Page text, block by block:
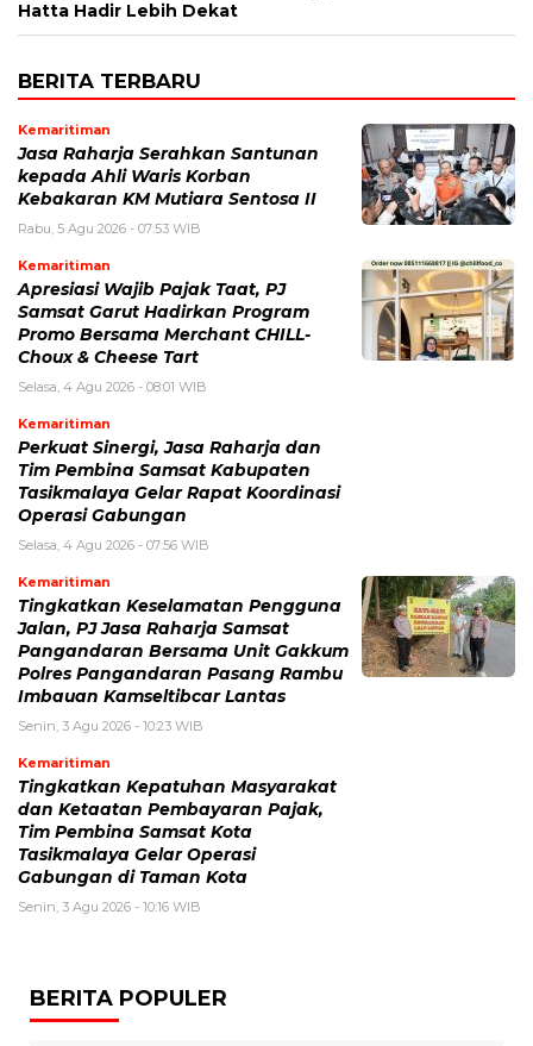
Hatta Hadir Lebih Dekat
BERITA TERBARU
Kemaritiman
Jasa Raharja Serahkan Santunan
kepada Ahli Waris Korban
Kebakaran KM Mutiara Sentosa II
Rabu, 5 Agu 2026 - 07:53 WIB
Kemaritiman
Apresiasi Wajib Pajak Taat, PJ
Samsat Garut Hadirkan Program
Promo Bersama Merchant CHILL-
Choux & Cheese Tart
Selasa, 4 Agu 2026 - 08:01 WIB
Kemaritiman
Perkuat Sinergi, Jasa Raharja dan
Tim Pembina Samsat Kabupaten
Tasikmalaya Gelar Rapat Koordinasi
Operasi Gabungan
Selasa, 4 Agu 2026 - 07:56 WIB
Kemaritiman
Tingkatkan Keselamatan Pengguna
Jalan, PJ Jasa Raharja Samsat
Pangandaran Bersama Unit Gakkum
Polres Pangandaran Pasang Rambu
Imbauan Kamseltibcar Lantas
Senin, 3 Agu 2026 - 10:23 WIB
Kemaritiman
Tingkatkan Kepatuhan Masyarakat
dan Ketaatan Pembayaran Pajak,
Tim Pembina Samsat Kota
Tasikmalaya Gelar Operasi
Gabungan di Taman Kota
Senin, 3 Agu 2026 - 10:16 WIB
BERITA POPULER